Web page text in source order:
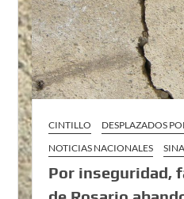
CINTILLO
DESPLAZADOS
NOTICIAS NACIONALES
Por inseguridad,